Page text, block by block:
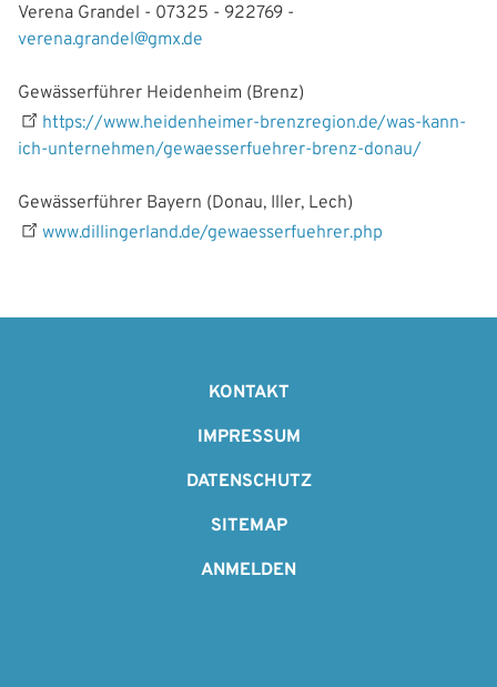
Verena Grandel - 07325 - 922769 -
verena.grandel@gmx.de
Gewässerführer Heidenheim (Brenz)
https://www.heidenheimer-brenzregion.de/was-kann-
ich-unternehmen/gewaesserfuehrer-brenz-donau/
Gewässerführer Bayern (Donau, Iller, Lech)
www.dillingerland.de/gewaesserfuehrer.php
KONTAKT
IMPRESSUM
DATENSCHUTZ
SITEMAP
ANMELDEN